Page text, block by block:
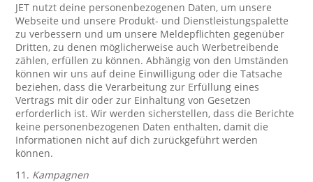
JET nutzt deine personenbezogenen Daten, um unsere
Webseite und unsere Produkt- und Dienstleistungspalette
zu verbessern und um unsere Meldepflichten gegenüber
Dritten, zu denen möglicherweise auch Werbetreibende
zählen, erfüllen zu können. Abhängig von den Umständen
können wir uns auf deine Einwilligung oder die Tatsache
beziehen, dass die Verarbeitung zur Erfüllung eines
Vertrags mit dir oder zur Einhaltung von Gesetzen
erforderlich ist. Wir werden sicherstellen, dass die Berichte
keine personenbezogenen Daten enthalten, damit die
Informationen nicht auf dich zurückgeführt werden
können.
11. Kampagnen